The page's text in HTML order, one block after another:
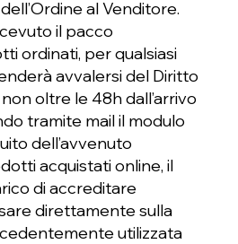
al Venditore.
il pacco
ordinati, per qualsiasi
avvalersi del Diritto
oltre le 48h dall’arrivo
tramite mail il modulo
dell’avvenuto
acquistati online, il
di accreditare
direttamente sulla
utilizzata